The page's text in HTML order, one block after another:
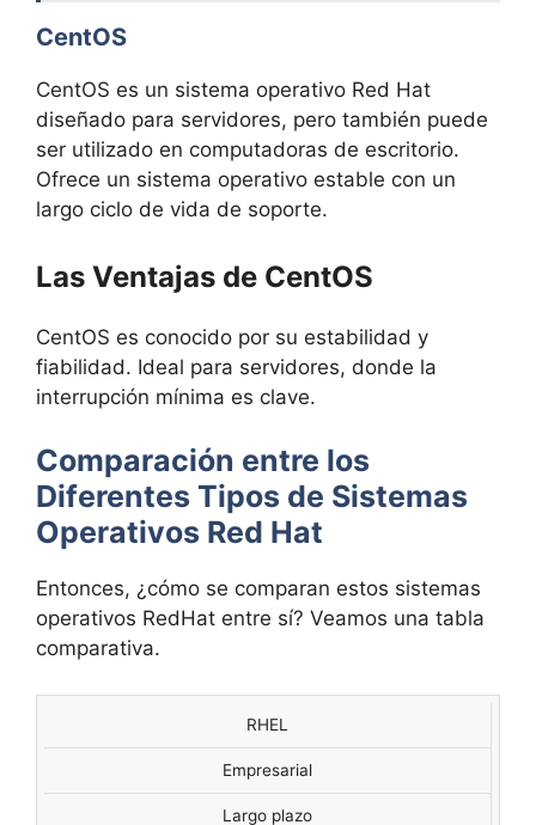
CentOS
CentOS es un sistema operativo Red Hat
diseñado para servidores, pero también puede
ser utilizado en computadoras de escritorio.
Ofrece un sistema operativo estable con un
largo ciclo de vida de soporte.
Las Ventajas de CentOS
CentOS es conocido por su estabilidad y
fiabilidad. Ideal para servidores, donde la
interrupción mínima es clave.
Comparación entre los
Diferentes Tipos de Sistemas
Operativos Red Hat
Entonces, ¿cómo se comparan estos sistemas
operativos RedHat entre sí? Veamos una tabla
comparativa.
OPERATIVOS
USO
COMÚN
RHEL
Empresarial
Largo plazo